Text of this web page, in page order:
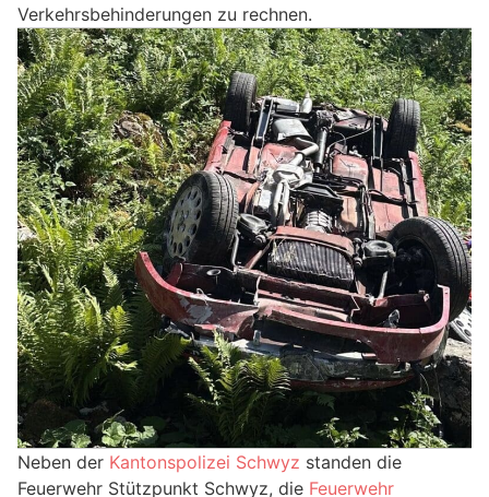
Verkehrsbehinderungen zu rechnen.
Neben der Kantonspolizei Schwyz standen die
Feuerwehr Stützpunkt Schwyz, die Feuerwehr